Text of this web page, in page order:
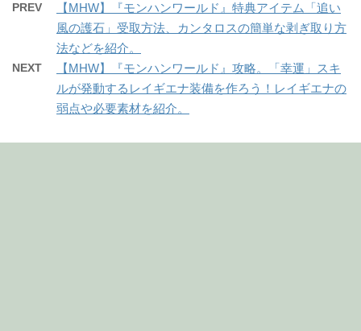
PREV
【MHW】『モンハンワールド』特典アイテム「追い
風の護石」受取方法、カンタロスの簡単な剥ぎ取り方
法などを紹介。
NEXT
【MHW】『モンハンワールド』攻略。「幸運」スキ
ルが発動するレイギエナ装備を作ろう！レイギエナの
弱点や必要素材を紹介。